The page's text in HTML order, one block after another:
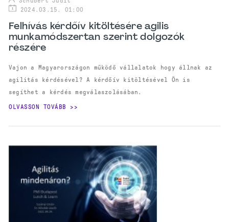
2024.03.15. 01:00
Felhívás kérdőív kitöltésére agilis
munkamódszertan szerint dolgozók
részére
Vajon a Magyarországon működő vállalatok hogy állnak az
agilitás kérdésével? A kérdőív kitöltésével Ön is
segíthet a kérdés megválaszolásában.
OLVASSON TOVÁBB